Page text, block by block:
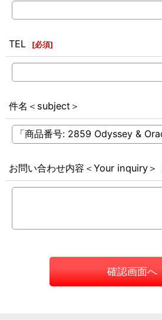
TEL [必須]
件名＜subject＞
お問い合わせ内容＜Your inquiry＞
確認画面へ